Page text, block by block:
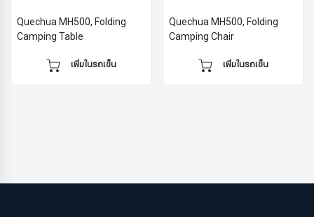
Quechua MH500, Folding
Camping Table
เพิ่มในรถเข็น
Quechua MH500, Folding
Camping Chair
เพิ่มในรถเข็น